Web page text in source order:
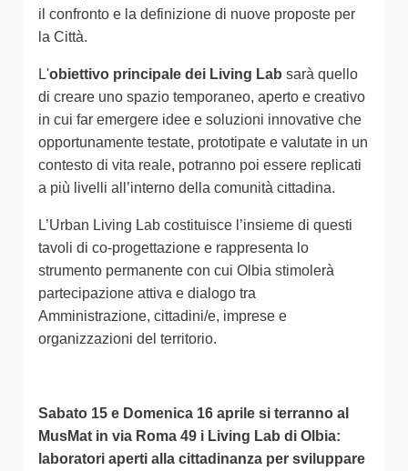
il confronto e la definizione di nuove proposte per
la Città.
L'obiettivo principale dei Living Lab sarà quello
di creare uno spazio temporaneo, aperto e creativo
in cui far emergere idee e soluzioni innovative che
opportunamente testate, prototipate e valutate in un
contesto di vita reale, potranno poi essere replicati
a più livelli all’interno della comunità cittadina.
L’Urban Living Lab costituisce l’insieme di questi
tavoli di co-progettazione e rappresenta lo
strumento permanente con cui Olbia stimolerà
partecipazione attiva e dialogo tra
Amministrazione, cittadini/e, imprese e
organizzazioni del territorio.
Sabato 15 e Domenica 16 aprile si terranno al
MusMat in via Roma 49 i Living Lab di Olbia:
laboratori aperti alla cittadinanza per sviluppare